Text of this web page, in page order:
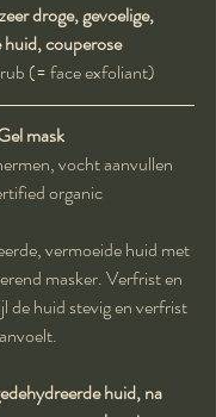
droge, gevoelige,
couperose
(= face exfoliant)
mask
vocht aanvullen
organic
vermoeide huid met
masker. Verfrist en
de huid stevig en verfrist
huid, na